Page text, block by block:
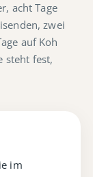
acht Tage
zwei
auf Koh
steht fest,
im